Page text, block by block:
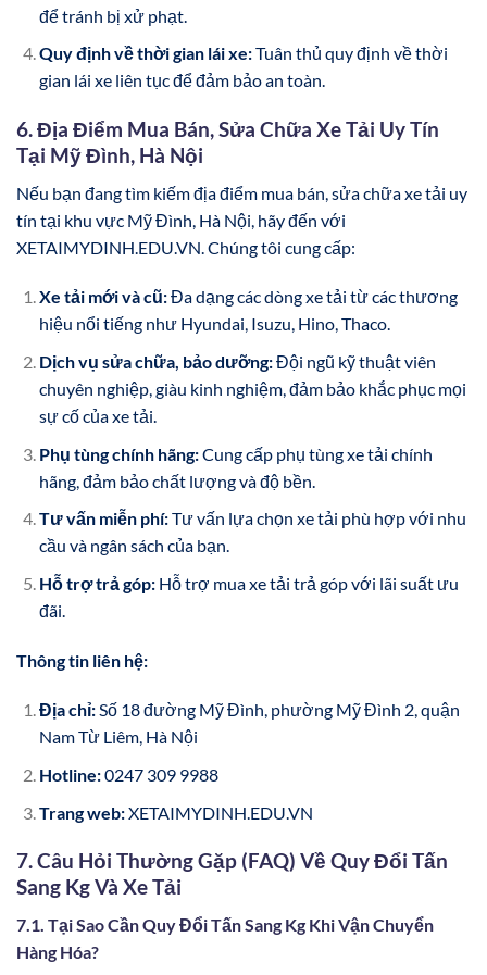
để tránh bị xử phạt.
Quy định về thời gian lái xe:Tuân thủ quy định về thời
gian lái xe liên tục để đảm bảo an toàn.
6. Địa Điểm Mua Bán, Sửa Chữa Xe Tải Uy Tín
Tại Mỹ Đình, Hà Nội
Nếu bạn đang tìm kiếm địa điểm mua bán, sửa chữa xe tải uy
tín tại khu vực Mỹ Đình, Hà Nội, hãy đến với
XETAIMYDINH.EDU.VN. Chúng tôi cung cấp:
Xe tải mới và cũ:Đa dạng các dòng xe tải từ các thương
hiệu nổi tiếng như Hyundai, Isuzu, Hino, Thaco.
Dịch vụ sửa chữa, bảo dưỡng:Đội ngũ kỹ thuật viên
chuyên nghiệp, giàu kinh nghiệm, đảm bảo khắc phục mọi
sự cố của xe tải.
Phụ tùng chính hãng:Cung cấp phụ tùng xe tải chính
hãng, đảm bảo chất lượng và độ bền.
Tư vấn miễn phí:Tư vấn lựa chọn xe tải phù hợp với nhu
cầu và ngân sách của bạn.
Hỗ trợ trả góp:Hỗ trợ mua xe tải trả góp với lãi suất ưu
đãi.
Thông tin liên hệ:
Địa chỉ:Số 18 đường Mỹ Đình, phường Mỹ Đình 2, quận
Nam Từ Liêm, Hà Nội
Hotline:0247 309 9988
Trang web:XETAIMYDINH.EDU.VN
7. Câu Hỏi Thường Gặp (FAQ) Về Quy Đổi Tấn
Sang Kg Và Xe Tải
7.1. Tại Sao Cần Quy Đổi Tấn Sang Kg Khi Vận Chuyển
Hàng Hóa?